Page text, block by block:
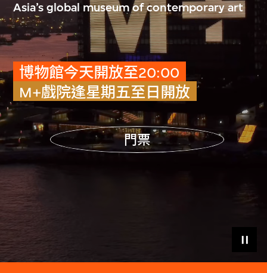
Asia’s global museum of contemporary art
博物館今天開放至20:00
M+戲院逢星期五至日開放
門票